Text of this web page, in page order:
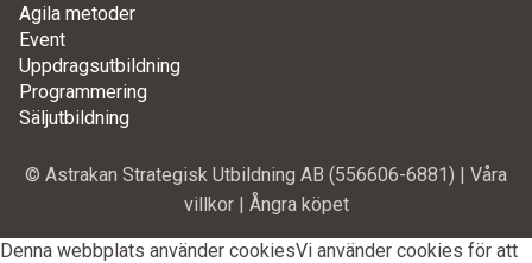
Agila metoder
Event
Uppdragsutbildning
Programmering
Säljutbildning
© Astrakan Strategisk Utbildning AB (556606-6881) | Våra
villkor| Ångra köpet
Denna webbplats använder cookiesVi använder cookies för att